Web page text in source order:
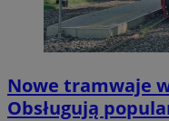
Nowe tramwaje
Obsługują